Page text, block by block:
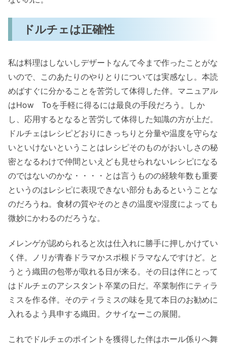
ドルチェは正確性
私は料理はしないしデザートなんて今まで作ったことがな
いので、このあたりのやりとりについては実感なし。本読
めばすぐに分かることを苦労して体得した伴。マニュアル
はHow Toを手軽に得るには最良の手段だろう。しか
し、応用するとなると苦労して体得した知識の方が上だ。
ドルチェはレシピどおりにきっちりと分量や温度を守らな
いといけないということはレシピそのものがおいしさの秘
密となるわけで仲間といえども見せられないレシピになる
のではないのかな・・・・とは言うものの経験年数も重要
というのはレシピに表現できない部分もあるということな
のだろうね。食材の質やそのときの温度や湿度によっても
微妙にかわるのだろうな。
メレンゲが認められると次は仕入れに勝手に押しかけてい
く伴。ノリが青春ドラマかスポ根ドラマなんですけど。と
うとう織田の包帯が取れる日が来る。その日は伴にとって
はドルチェのアシスタント卒業の日だ。卒業制作にティラ
ミスを作る伴。そのティラミスの味を見て本日のお勧めに
入れるよう具申する織田。クサイなーこの展開。
これでドルチェのポイントを獲得した伴はホール係りへ舞